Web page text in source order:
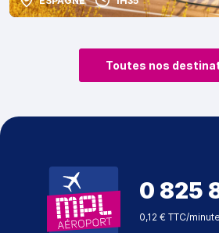
Toutes nos
0 825
0,12 € TTC/